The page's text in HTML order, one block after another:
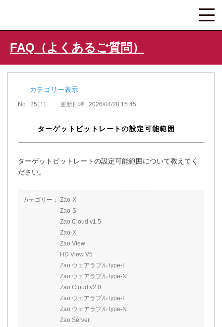
FAQ（よくあるご質問）
カテゴリー表示
No : 25111 更新日時 : 2026/04/28 15:45
ターゲットビットレートの設定可能範囲
ターゲットビットレートの設定可能範囲について教えてく
ださい。
カテゴリー： Zao-X
Zao-S
Zao Cloud v1.5
Zao-X
Zao View
HD View V5
Zao ウェアラブル type-L
Zao ウェアラブル type-N
Zao Cloud v2.0
Zao ウェアラブル type-L
Zao ウェアラブル type-N
Zao Server